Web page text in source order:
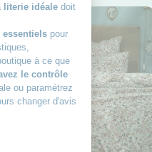
literie idéale doit
essentiels pour
à ce que
le contrôle
ou paramétrez
changer d'avis